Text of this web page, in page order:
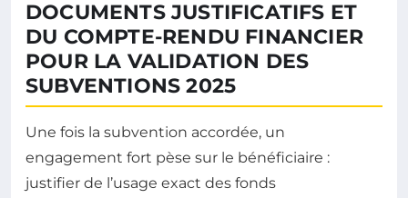
DOCUMENTS JUSTIFICATIFS ET
DU COMPTE-RENDU FINANCIER
POUR LA VALIDATION DES
SUBVENTIONS 2025
Une fois la subvention accordée, un
engagement fort pèse sur le bénéficiaire :
justifier de l’usage exact des fonds